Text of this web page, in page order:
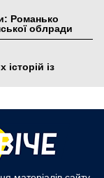
Романько
облради
із